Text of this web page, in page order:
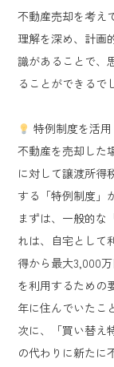
不動産売却を考え
理解を深め、計画
識があることで、
ることができるで
特例制度を活
不動産を売却した
に対して譲渡所得
する「特例制度」
まずは、一般的な
れは、自宅として
得から最大3,000
を利用するための
年に住んでいたこ
次に、「買い替え
の代わりに新たに